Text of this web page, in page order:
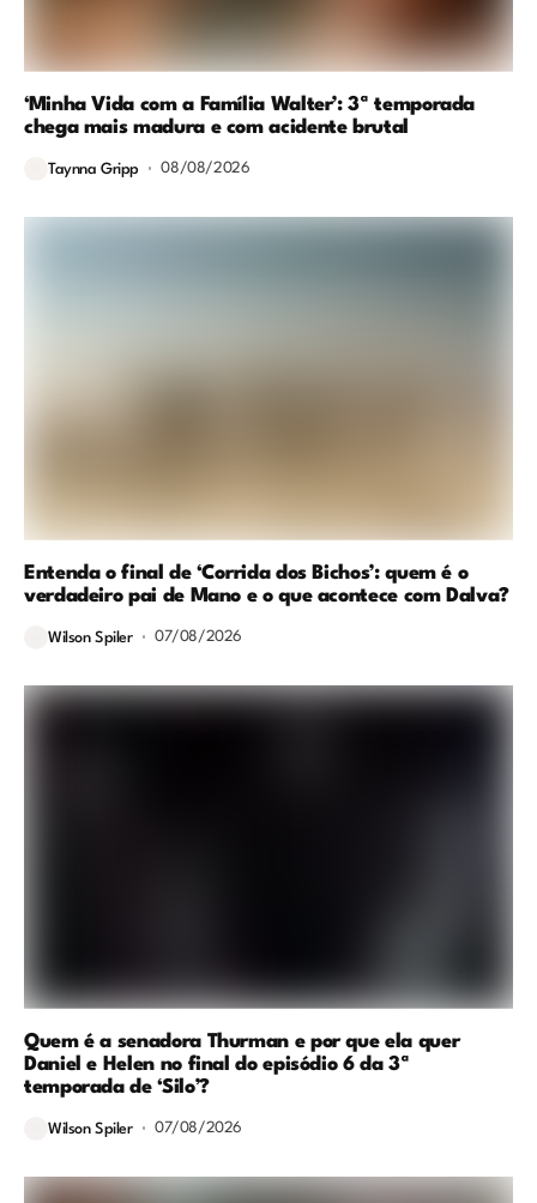
‘Minha Vida com a Família Walter’: 3ª temporada
chega mais madura e com acidente brutal
Taynna Gripp 08/08/2026
Entenda o final de ‘Corrida dos Bichos’: quem é o
verdadeiro pai de Mano e o que acontece com Dalva?
Wilson Spiler 07/08/2026
Quem é a senadora Thurman e por que ela quer
Daniel e Helen no final do episódio 6 da 3ª
temporada de ‘Silo’?
Wilson Spiler 07/08/2026